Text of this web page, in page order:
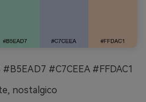
#C7CEEA #FFDAC1
nostalgico